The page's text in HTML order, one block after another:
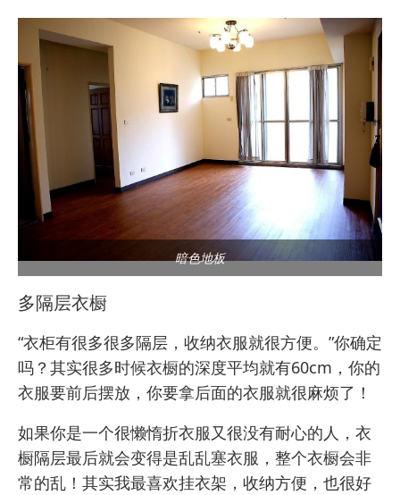
暗色地板
多隔层衣橱
“衣柜有很多很多隔层，收纳衣服就很方便。”你确定
吗？其实很多时候衣橱的深度平均就有60cm，你的
衣服要前后摆放，你要拿后面的衣服就很麻烦了！
如果你是一个很懒惰折衣服又很没有耐心的人，衣
橱隔层最后就会变得是乱乱塞衣服，整个衣橱会非
常的乱！其实我最喜欢挂衣架，收纳方便，也很好